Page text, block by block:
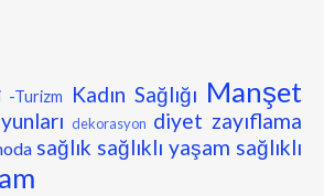
-Turizm Kadın Sağlığı Manşet
dekorasyon diyet zayıflama
sağlık sağlıklı yaşam sağlıklı